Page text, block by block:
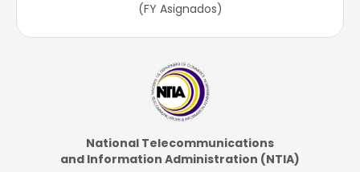
(FY Asignados)​
National Telecommunications​
and Information Administration (NTIA)​